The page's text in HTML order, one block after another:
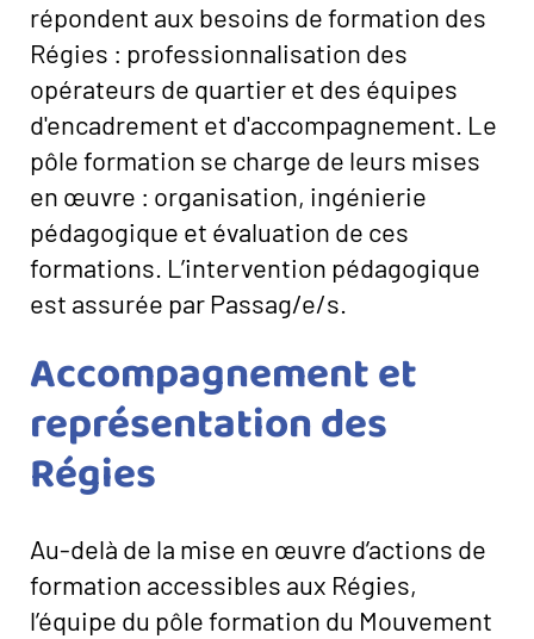
répondent aux besoins de formation des
Régies : professionnalisation des
opérateurs de quartier et des équipes
d'encadrement et d'accompagnement. Le
pôle formation se charge de leurs mises
en œuvre : organisation, ingénierie
pédagogique et évaluation de ces
formations. L’intervention pédagogique
est assurée par Passag/e/s.
Accompagnement et
représentation des
Régies
Au-delà de la mise en œuvre d’actions de
formation accessibles aux Régies,
l’équipe du pôle formation du Mouvement